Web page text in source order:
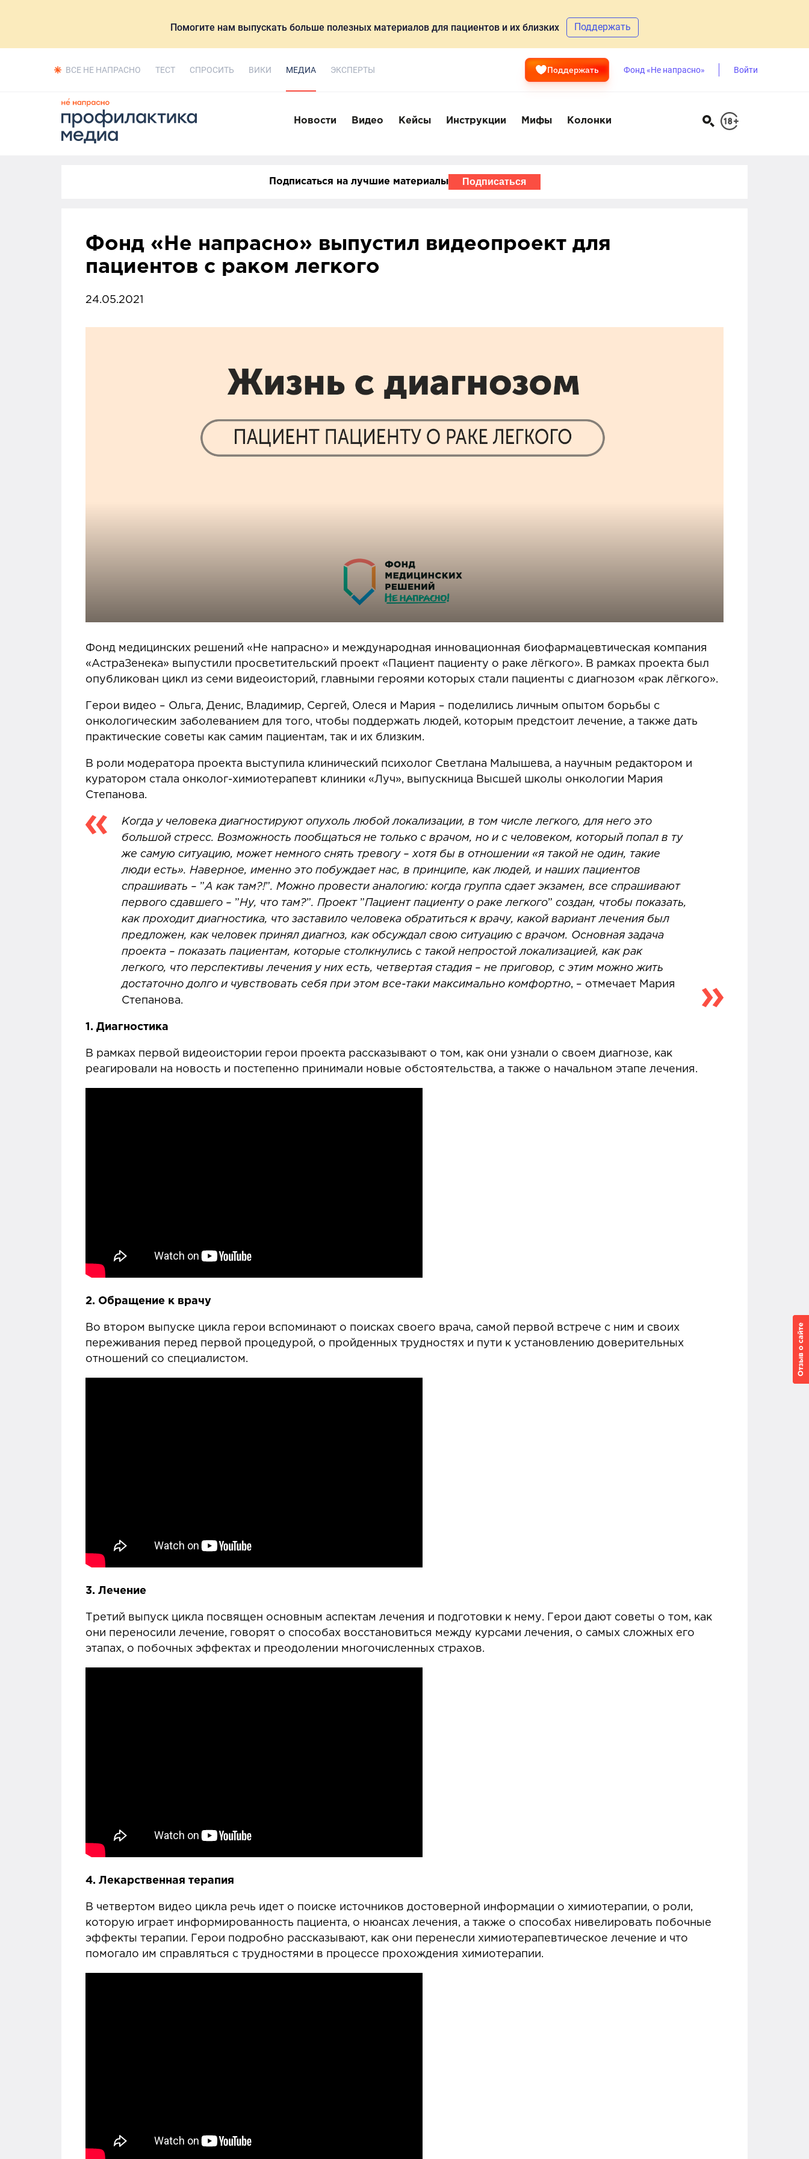
Помогите нам выпускать больше полезных материалов для пациентов и их близких Поддержать
ВСЕ НЕ НАПРАСНО ТЕСТ СПРОСИТЬ ВИКИ МЕДИА ЭКСПЕРТЫ Поддержать Фонд «Не напрасно» Войти
Новости Видео Кейсы Инструкции Мифы Колонки
Подписаться на лучшие материалы Подписаться
Фонд «Не напрасно» выпустил видеопроект для
пациентов с раком легкого
24.05.2021
Фонд медицинских решений «Не напрасно» и международная инновационная биофармацевтическая компания
«АстраЗенека» выпустили просветительский проект «Пациент пациенту о раке лёгкого». В рамках проекта был
опубликован цикл из семи видеоисторий, главными героями которых стали пациенты с диагнозом «рак лёгкого».
Герои видео – Ольга, Денис, Владимир, Сергей, Олеся и Мария – поделились личным опытом борьбы с
онкологическим заболеванием для того, чтобы поддержать людей, которым предстоит лечение, а также дать
практические советы как самим пациентам, так и их близким.
В роли модератора проекта выступила клинический психолог Светлана Малышева, а научным редактором и
куратором стала онколог-химиотерапевт клиники «Луч», выпускница Высшей школы онкологии Мария
Степанова.
Когда у человека диагностируют опухоль любой локализации, в том числе легкого, для него это
большой стресс. Возможность пообщаться не только с врачом, но и с человеком, который попал в ту
же самую ситуацию, может немного снять тревогу – хотя бы в отношении «я такой не один, такие
люди есть». Наверное, именно это побуждает нас, в принципе, как людей, и наших пациентов
спрашивать – ”А как там?!”. Можно провести аналогию: когда группа сдает экзамен, все спрашивают
первого сдавшего – ”Ну, что там?”. Проект ”Пациент пациенту о раке легкого” создан, чтобы показать,
как проходит диагностика, что заставило человека обратиться к врачу, какой вариант лечения был
предложен, как человек принял диагноз, как обсуждал свою ситуацию с врачом. Основная задача
проекта – показать пациентам, которые столкнулись с такой непростой локализацией, как рак
легкого, что перспективы лечения у них есть, четвертая стадия – не приговор, с этим можно жить
достаточно долго и чувствовать себя при этом все-таки максимально комфортно, – отмечает Мария
Степанова.
1. Диагностика
В рамках первой видеоистории герои проекта рассказывают о том, как они узнали о своем диагнозе, как
реагировали на новость и постепенно принимали новые обстоятельства, а также о начальном этапе лечения.
2. Обращение к врачу
Во втором выпуске цикла герои вспоминают о поисках своего врача, самой первой встрече с ним и своих
переживания перед первой процедурой, о пройденных трудностях и пути к установлению доверительных
отношений со специалистом.
3. Лечение
Третий выпуск цикла посвящен основным аспектам лечения и подготовки к нему. Герои дают советы о том, как
они переносили лечение, говорят о способах восстановиться между курсами лечения, о самых сложных его
этапах, о побочных эффектах и преодолении многочисленных страхов.
4. Лекарственная терапия
В четвертом видео цикла речь идет о поиске источников достоверной информации о химиотерапии, о роли,
которую играет информированность пациента, о нюансах лечения, а также о способах нивелировать побочные
эффекты терапии. Герои подробно рассказывают, как они перенесли химиотерапевтическое лечение и что
помогало им справляться с трудностями в процессе прохождения химиотерапии.